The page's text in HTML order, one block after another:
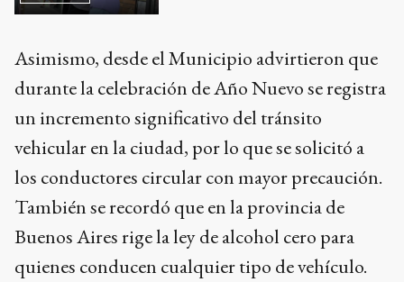
Asimismo, desde el Municipio advirtieron que
durante la celebración de Año Nuevo se registra
un incremento significativo del tránsito
vehicular en la ciudad, por lo que se solicitó a
los conductores circular con mayor precaución.
También se recordó que en la provincia de
Buenos Aires rige la ley de alcohol cero para
quienes conducen cualquier tipo de vehículo.